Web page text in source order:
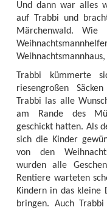
Und dann war alles
auf Trabbi und
Märchenwald.
Trabbi kümmerte
riesengroßen
Trabbi las alle
am Rande des
geschickt hatten. Als
sich die Kinder
von den
wurden alle
Rentiere warteten
Kindern in das kleine
bringen. Auch